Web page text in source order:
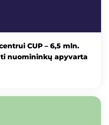
CUP – 6,5 mln.
nuomininkų apyvarta